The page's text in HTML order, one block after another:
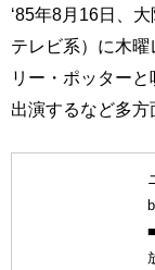
‘85年8月16日、
テレビ系）に木
リー・ポッター
出演するなど多方